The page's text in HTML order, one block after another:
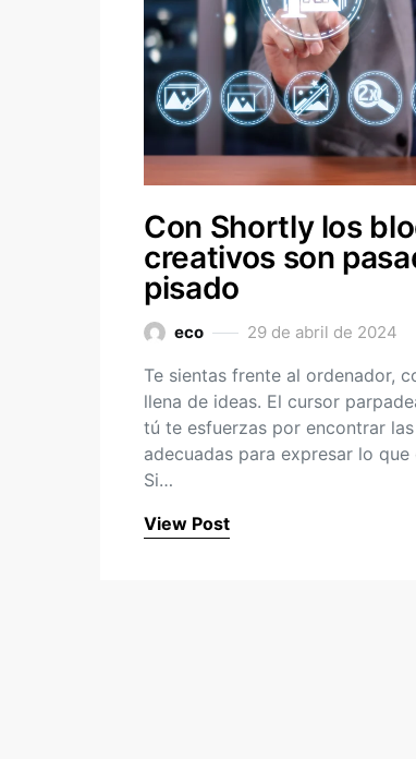
Con Shortly los
creativos son
pisado
eco 29 de abril de 2024
Te sientas frente al ordenador,
llena de ideas. El cursor
tú te esfuerzas por encontrar
adecuadas para expresar lo que
Si…
View Post